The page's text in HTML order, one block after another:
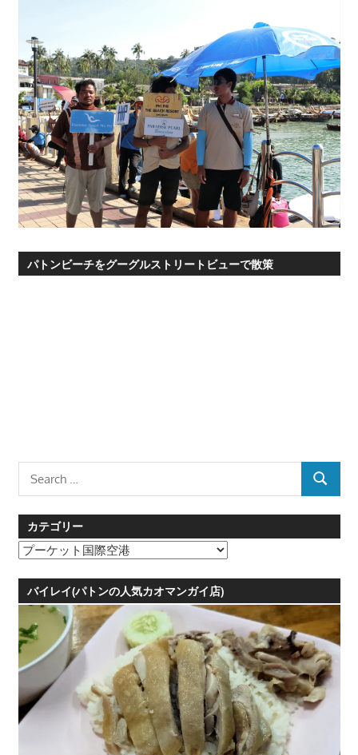
パトンビーチをグーグルストリートビューで散策
SEARCH
カテゴリー
カ
ゴ
リ
ー
バイレイ(パトンの人気カオマンガイ店)